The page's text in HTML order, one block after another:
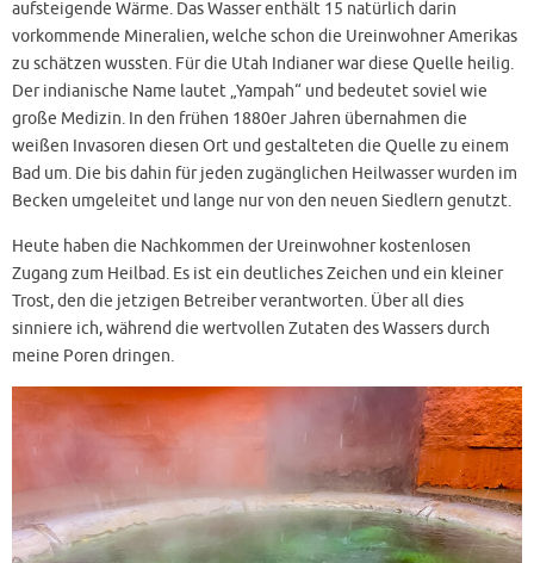
aufsteigende Wärme. Das Wasser enthält 15 natürlich darin
vorkommende Mineralien, welche schon die Ureinwohner Amerikas
zu schätzen wussten. Für die Utah Indianer war diese Quelle heilig.
Der indianische Name lautet „Yampah“ und bedeutet soviel wie
große Medizin. In den frühen 1880er Jahren übernahmen die
weißen Invasoren diesen Ort und gestalteten die Quelle zu einem
Bad um. Die bis dahin für jeden zugänglichen Heilwasser wurden im
Becken umgeleitet und lange nur von den neuen Siedlern genutzt.
Heute haben die Nachkommen der Ureinwohner kostenlosen
Zugang zum Heilbad. Es ist ein deutliches Zeichen und ein kleiner
Trost, den die jetzigen Betreiber verantworten. Über all dies
sinniere ich, während die wertvollen Zutaten des Wassers durch
meine Poren dringen.